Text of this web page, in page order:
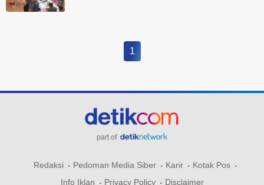
1
part of
Redaksi Pedoman Media Siber Karir
Kotak Pos
Info Iklan
Privacy Policy Disclaimer